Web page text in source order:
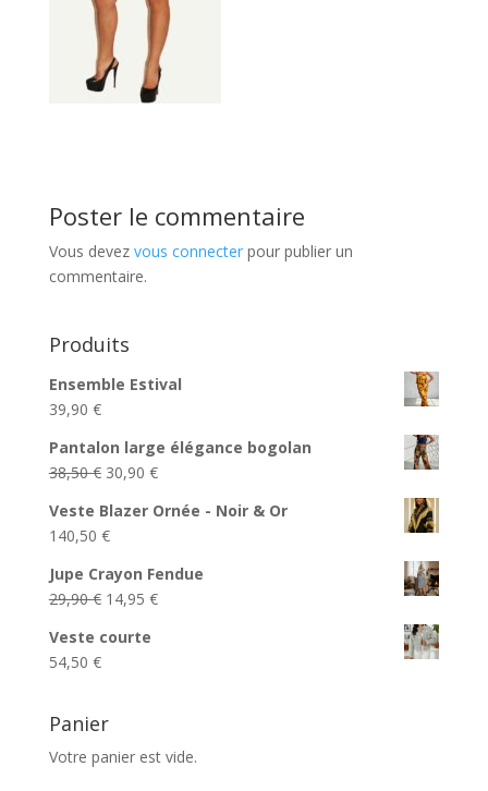
Poster le commentaire
Vous devez vous connecterpour publier un
commentaire.
Produits
Ensemble Estival
39,90 €
Pantalon large élégance bogolan
38,50€ Le
initial
était :
38,50 €.
30,90 €Le
actuel
30,90 €.
Veste Blazer Ornée - Noir & Or
140,50 €
Jupe Crayon Fendue
29,90€ Le
initial
14,95 €Le
Veste courte
54,50 €
Panier
Votre panier est vide.